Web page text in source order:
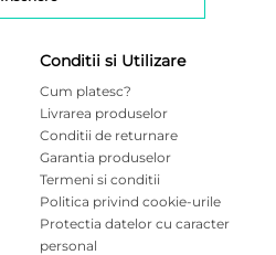
Conditii si Utilizare
Cum platesc?
Livrarea produselor
Conditii de returnare
Garantia produselor
Termeni si conditii
Politica privind cookie-urile
Protectia datelor cu caracter
personal